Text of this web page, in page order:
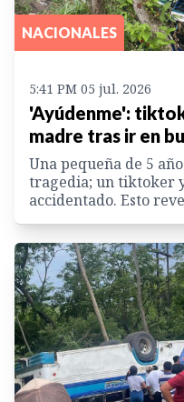
NACIONALES
5:41 PM 05 jul. 2026
'Ayúdenme':
madre tras ir en
Una pequeña de 5
tragedia; un tiktoker
accidentado. Esto